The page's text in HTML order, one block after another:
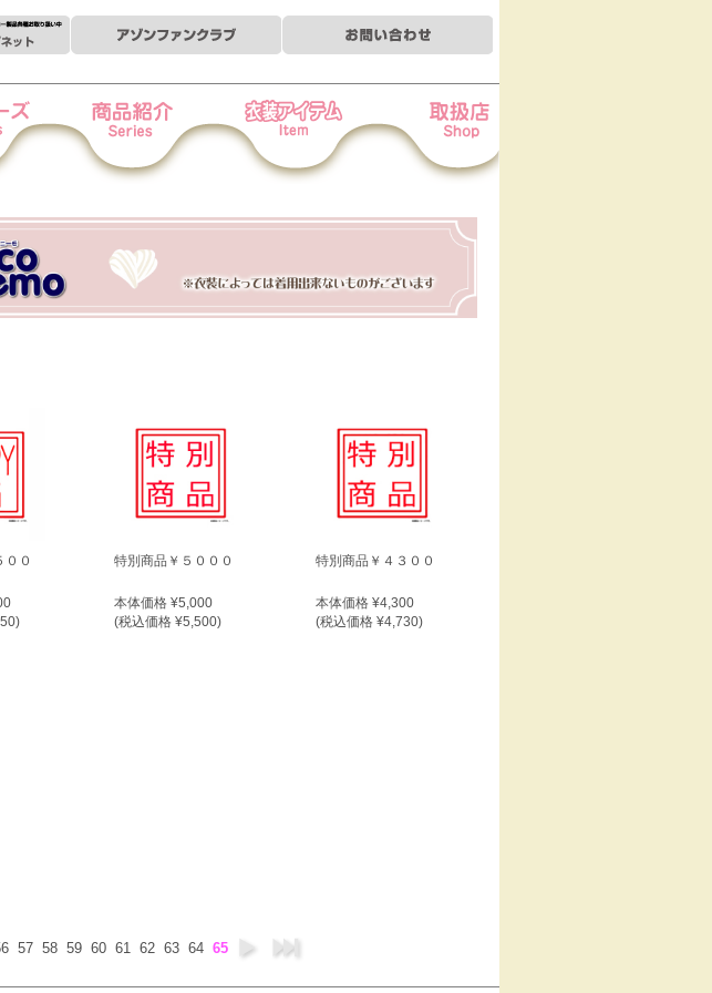
００ 特別商品￥５０００
本体価格 ¥5,000
(税込価格 ¥5,500)
特別商品￥４３００
本体価格 ¥4,300
(税込価格 ¥4,730)
57 58 59 60 61 62 63 64 65